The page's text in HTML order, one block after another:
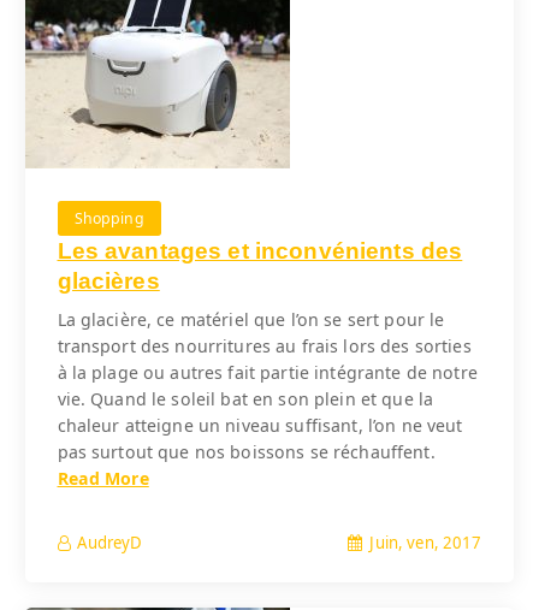
Shopping
Les avantages et inconvénients des
glacières
La glacière, ce matériel que l’on se sert pour le
transport des nourritures au frais lors des sorties
à la plage ou autres fait partie intégrante de notre
vie. Quand le soleil bat en son plein et que la
chaleur atteigne un niveau suffisant, l’on ne veut
pas surtout que nos boissons se réchauffent.
Read More
AudreyD Juin, ven, 2017